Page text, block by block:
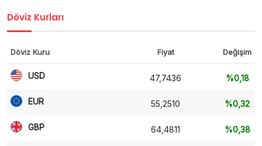
Döviz Kurları
Döviz Kuru Fiyat Değişim
USD 47,7436 %0,18
EUR 55,2510 %0,32
GBP 64,4811 %0,38